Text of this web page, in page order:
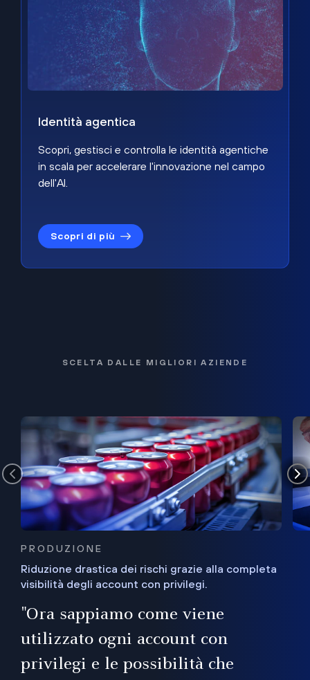
Identità agentica
Scopri, gestisci e controlla le identità agentiche
in scala per accelerare l'innovazione nel campo
dell'AI.
Scopri di più
SCELTA DALLE MIGLIORI AZIENDE
PRODUZIONE
Riduzione drastica dei rischi grazie alla completa
visibilità degli account con privilegi.
"Ora sappiamo come viene
utilizzato ogni account con
privilegi e le possibilità che